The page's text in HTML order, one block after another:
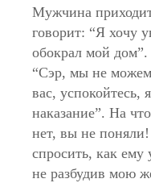
Мужчина
говорит: “Я хочу
обокрал мой
“Сэр, мы не
вас, успокойтесь,
наказание”. На
нет, вы не
спросить, как ему
не разбудив мою